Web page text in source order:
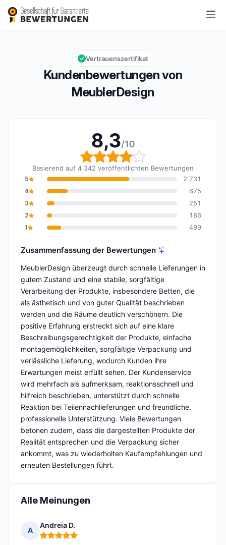
MeublerDesign
Gesamtbewertung: 8,3 von 10
8,3/10
Kundenbewertungen von
MeublerDesign
Vertrauenszertifikat
8,3/10
Gesamtbewertung: 8,3
Basierend auf 4 342 veröffentlichten Bewertungen
5
2 731
4
675
3
251
2
186
1
499
Zusammenfassung der Bewertungen
MeublerDesign überzeugt durch schnelle Lieferungen in
gutem Zustand und eine stabile, sorgfältige
Verarbeitung der Produkte, insbesondere Betten, die
als ästhetisch und von guter Qualität beschrieben
werden und die Räume deutlich verschönern. Die
positive Erfahrung erstreckt sich auf eine klare
Beschreibungsgerechtigkeit der Produkte, einfache
montagemöglichkeiten, sorgfältige Verpackung und
verlässliche Lieferung, wodurch Kunden ihre
Erwartungen meist erfüllt sehen. Der Kundenservice
wird mehrfach als aufmerksam, reaktionsschnell und
hilfreich beschrieben, unterstützt durch schnelle
Reaktion bei Teilennachlieferungen und freundliche,
professionelle Unterstützung. Viele Bewertungen
betonen zudem, dass die dargestellten Produkte der
Realität entsprechen und die Verpackung sicher
ankommt, was zu wiederholten Kaufempfehlungen und
erneuten Bestellungen führt.
Alle Meinungen
A
Andreia D.
Hinweis: 5 von 5